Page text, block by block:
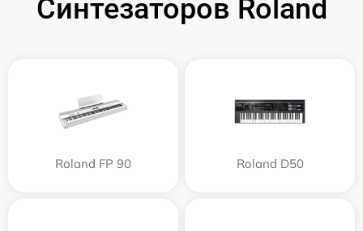
Синтезаторов Roland
Roland FP 90 Roland D50